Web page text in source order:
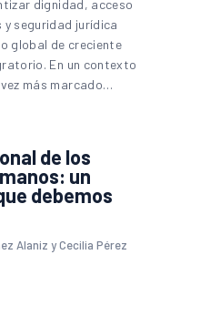
dignidad, acceso
y seguridad jurídica
global de creciente
En un contexto
más marcado…
de los
un
debemos
Alaniz y Cecilia Pérez